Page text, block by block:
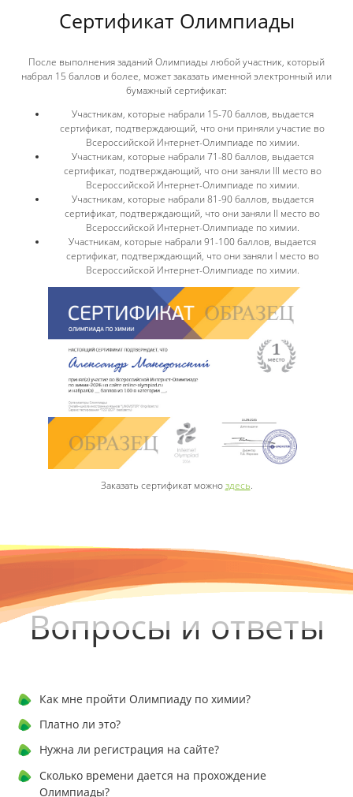
Cертификат Олимпиады
После выполнения заданий Олимпиады любой участник, который
набрал 15 баллов и более, может заказать именной электронный или
бумажный сертификат:
Участникам, которые набрали 15-70 баллов, выдается
сертификат, подтверждающий, что они приняли участие во
Всероссийской Интернет-Олимпиаде по химии.
Участникам, которые набрали 71-80 баллов, выдается
сертификат, подтверждающий, что они заняли III место во
Всероссийской Интернет-Олимпиаде по химии.
Участникам, которые набрали 81-90 баллов, выдается
сертификат, подтверждающий, что они заняли II место во
Всероссийской Интернет-Олимпиаде по химии.
Участникам, которые набрали 91-100 баллов, выдается
сертификат, подтверждающий, что они заняли I место во
Всероссийской Интернет-Олимпиаде по химии.
Заказать сертификат можноздесь.
Вопросы и ответы
Как мне пройти Олимпиаду по химии?
Платно ли это?
Нужна ли регистрация на сайте?
Сколько времени дается на прохождение
Олимпиады?